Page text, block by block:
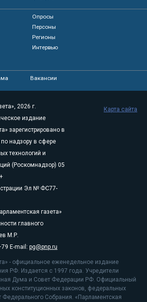
Опросы
Персоны
Регионы
Интервью
Вакансии
2026 г.
издание
зарегистрировано в
надзору в сфере
технологий и
(Роскомнадзор) 05
Эл № ФС77-
газета»
главного
М.Р.
E-mail: pg@pnp.ru
- официальное еженедельное издание
РФ. Издается с 1997 года. Учредители
Дума и Совет Федерации РФ. Официальный
конституционных законов, федеральных
Федерального Собрания. «Парламентская
Карта сайта